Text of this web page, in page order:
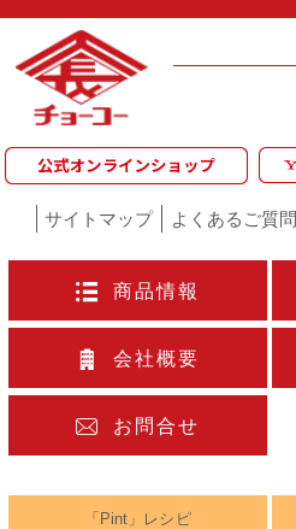
サイトマップ よくあるご質問
商品情報
会社概要
お問合せ
「Pint」レシピ